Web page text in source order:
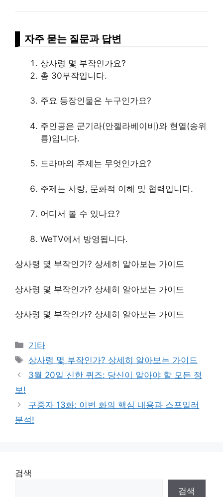
자주 묻는 질문과 답변
상사령 몇 부작인가요?
총 30부작입니다.
주요 등장인물은 누구인가요?
주인공은 군기라(안젤라베이비)와 현열(송위
룡)입니다.
드라마의 주제는 무엇인가요?
주제는 사랑, 문화적 이해 및 협력입니다.
어디서 볼 수 있나요?
WeTV에서 방영됩니다.
상사령 몇 부작인가? 상세히 알아보는 가이드
상사령 몇 부작인가? 상세히 알아보는 가이드
상사령 몇 부작인가? 상세히 알아보는 가이드
Categories
기타
Tags
상사령 몇 부작인가? 상세히 알아보는 가이드
3월 20일 신한 퀴즈: 당신이 알아야 할 모든 정
보!
구중자 13화: 이번 화의 핵심 내용과 스포일러
분석!
검색
검색